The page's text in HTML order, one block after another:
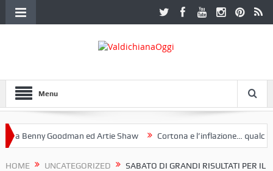
Menu
Benny Goodman ed Artie Shaw Cortona e l’inflazione… qualche
HOME UNCATEGORIZED
SABATO DI GRANDI RISULTATI PER IL